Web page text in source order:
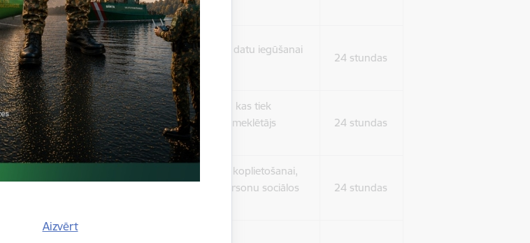
Aizvērt
Reģistrē unikālu ID, kas tiek izmantots statistisko datu iegūšanai
par to, kā apmeklētājs izmanto vietni.
24 stundas
Reģistrē unikālu ID priekš jaunākās GA 4 versijas, kas tiek
izmantots statistisko datu iegūšanai par to, kā apmeklētājs
izmanto vietni.
24 stundas
Šīs sīkdatnes ir paredzētas tādu vietņu un satura koplietošanai,
kas jūs interesē mūsu vietnē, izmantojot trešo personu sociālos
24 stundas